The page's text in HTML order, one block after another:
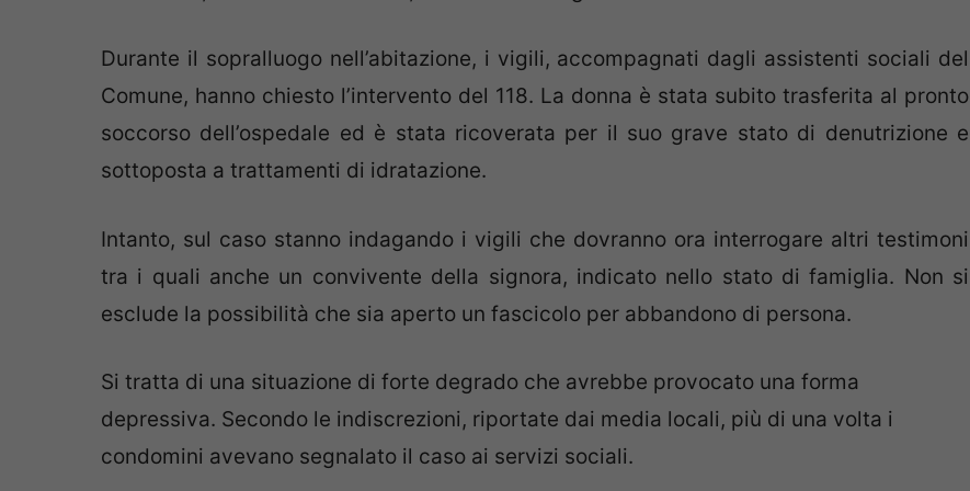
Durante il sopralluogo nell’abitazione, i vigili, accompagnati dagli assistenti sociali del
Comune, hanno chiesto l’intervento del 118. La donna è stata subito trasferita al pronto
soccorso dell’ospedale ed è stata ricoverata per il suo grave stato di denutrizione e
sottoposta a trattamenti di idratazione.
Intanto, sul caso stanno indagando i vigili che dovranno ora interrogare altri testimoni
tra i quali anche un convivente della signora, indicato nello stato di famiglia. Non si
esclude la possibilità che sia aperto un fascicolo per abbandono di persona.
Si tratta di una situazione di forte degrado che avrebbe provocato una forma
depressiva. Secondo le indiscrezioni, riportate dai media locali, più di una volta i
condomini avevano segnalato il caso ai servizi sociali.